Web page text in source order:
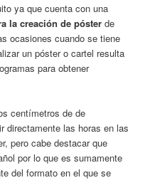
ya que cuenta con una
la creación de póster de
ocasiones cuando se tiene
un póster o cartel resulta
para obtener
centímetros de de
directamente las horas en las
pero cabe destacar que
por lo que es sumamente
del formato en el que se